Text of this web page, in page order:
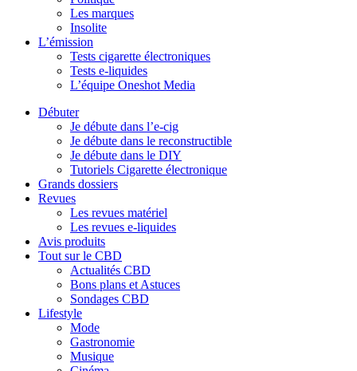
Les marques
Insolite
L’émission
Tests cigarette électroniques
Tests e-liquides
L’équipe Oneshot Media
Débuter
Je débute dans l’e-cig
Je débute dans le reconstructible
Je débute dans le DIY
Tutoriels Cigarette électronique
Grands dossiers
Revues
Les revues matériel
Les revues e-liquides
Avis produits
Tout sur le CBD
Actualités CBD
Bons plans et Astuces
Sondages CBD
Lifestyle
Mode
Gastronomie
Musique